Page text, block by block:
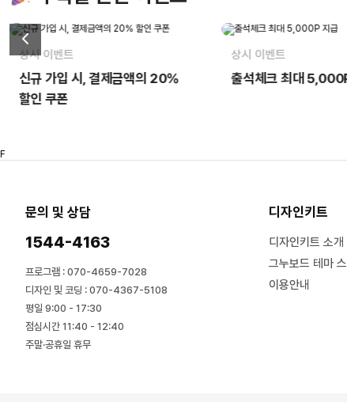
상시 이벤트
신규 가입 시, 결제금액의 20%
할인 쿠폰
상시 이벤트
출석체크 최대
F
문의 및 상담
1544-4163
프로그램 : 070-4659-7028
디자인 및 코딩 : 070-4367-5108
평일 9:00 - 17:30
점심시간 11:40 - 12:40
주말·공휴일 휴무
디자인키트
디자인키트 소개
그누보드 테마
이용안내